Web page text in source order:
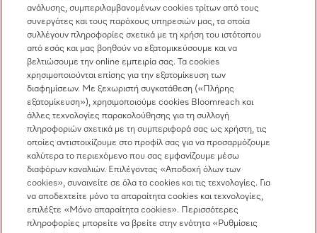
Επισκόπηση επικοινωνίας
Πωλήσεις
210 6794444
Εξυπηρέτηση πελατών
210 6794444
Ακολουθήστε τη Miele Professional
ανάλυσης, συμπεριλαμβανομένων cookies τρίτων από τους
συνεργάτες και τους παρόχους υπηρεσιών μας, τα οποία
συλλέγουν πληροφορίες σχετικά με τη χρήση του ιστότοπου
από εσάς και μας βοηθούν να εξατομικεύσουμε και να
βελτιώσουμε την online εμπειρία σας. Τα cookies
χρησιμοποιούνται επίσης για την εξατομίκευση των
διαφημίσεων. Με ξεχωριστή συγκατάθεση («Πλήρης
εξατομίκευση»), χρησιμοποιούμε cookies Bloomreach και
άλλες τεχνολογίες παρακολούθησης για τη συλλογή
πληροφοριών σχετικά με τη συμπεριφορά σας ως χρήστη, τις
οποίες αντιστοιχίζουμε στο προφίλ σας για να προσαρμόζουμε
καλύτερα το περιεχόμενο που σας εμφανίζουμε μέσω
διαφόρων καναλιών. Επιλέγοντας «Αποδοχή όλων των
cookies», συναινείτε σε όλα τα cookies και τις τεχνολογίες. Για
να αποδεχτείτε μόνο τα απαραίτητα cookies και τεχνολογίες,
επιλέξτε «Μόνο απαραίτητα cookies». Περισσότερες
πληροφορίες μπορείτε να βρείτε στην ενότητα «Ρυθμίσεις